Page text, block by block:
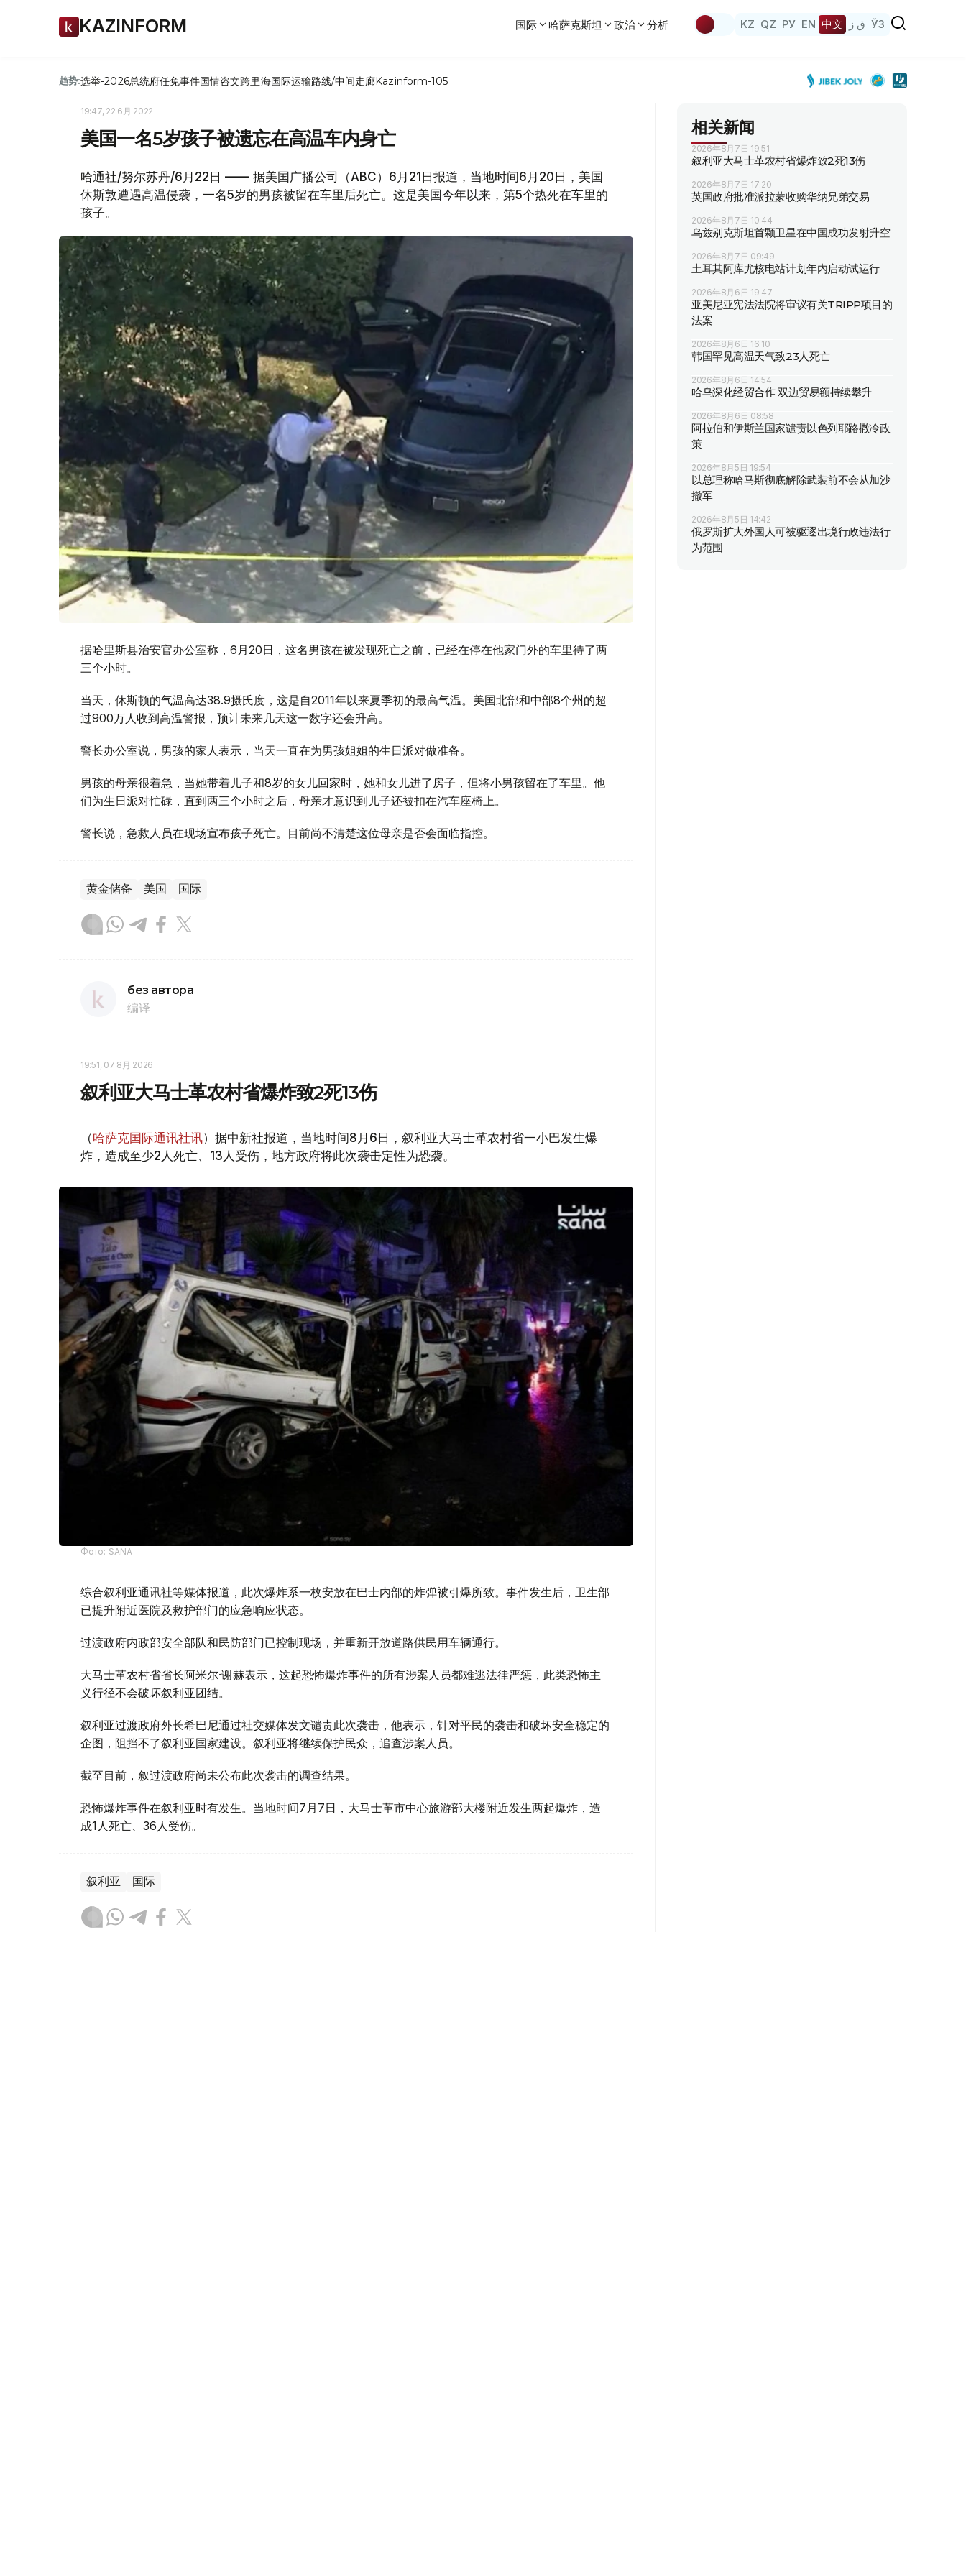
KAZINFORM 国际 哈萨克斯坦 政治 分析 KZ QZ РУ EN 中文 ق ز ЎЗ
趋势:选举-2026总统府任免事件国情咨文跨里海国际运输路线/中间走廊Kazinform-105
19:47, 22 6月 2022
美国一名5岁孩子被遗忘在高温车内身亡
哈通社/努尔苏丹/6月22日 —— 据美国广播公司（ABC）6月21日报道，当地时间6月20日，美国
休斯敦遭遇高温侵袭，一名5岁的男孩被留在车里后死亡。这是美国今年以来，第5个热死在车里的
孩子。
据哈里斯县治安官办公室称，6月20日，这名男孩在被发现死亡之前，已经在停在他家门外的车里待了两
三个小时。
当天，休斯顿的气温高达38.9摄氏度，这是自2011年以来夏季初的最高气温。美国北部和中部8个州的超
过900万人收到高温警报，预计未来几天这一数字还会升高。
警长办公室说，男孩的家人表示，当天一直在为男孩姐姐的生日派对做准备。
男孩的母亲很着急，当她带着儿子和8岁的女儿回家时，她和女儿进了房子，但将小男孩留在了车里。他
们为生日派对忙碌，直到两三个小时之后，母亲才意识到儿子还被扣在汽车座椅上。
警长说，急救人员在现场宣布孩子死亡。目前尚不清楚这位母亲是否会面临指控。
黄金储备 美国 国际
без автора
编译
19:51, 07 8月 2026
叙利亚大马士革农村省爆炸致2死13伤
（哈萨克国际通讯社讯）据中新社报道，当地时间8月6日，叙利亚大马士革农村省一小巴发生爆
炸，造成至少2人死亡、13人受伤，地方政府将此次袭击定性为恐袭。
Фото: SANA
综合叙利亚通讯社等媒体报道，此次爆炸系一枚安放在巴士内部的炸弹被引爆所致。事件发生后，卫生部
已提升附近医院及救护部门的应急响应状态。
过渡政府内政部安全部队和民防部门已控制现场，并重新开放道路供民用车辆通行。
大马士革农村省省长阿米尔·谢赫表示，这起恐怖爆炸事件的所有涉案人员都难逃法律严惩，此类恐怖主
义行径不会破坏叙利亚团结。
叙利亚过渡政府外长希巴尼通过社交媒体发文谴责此次袭击，他表示，针对平民的袭击和破坏安全稳定的
企图，阻挡不了叙利亚国家建设。叙利亚将继续保护民众，追查涉案人员。
截至目前，叙过渡政府尚未公布此次袭击的调查结果。
恐怖爆炸事件在叙利亚时有发生。当地时间7月7日，大马士革市中心旅游部大楼附近发生两起爆炸，造
成1人死亡、36人受伤。
叙利亚 国际
相关新闻
2026年8月7日 19:51
叙利亚大马士革农村省爆炸致2死13伤
2026年8月7日 17:20
英国政府批准派拉蒙收购华纳兄弟交易
2026年8月7日 10:44
乌兹别克斯坦首颗卫星在中国成功发射升空
2026年8月7日 09:49
土耳其阿库尤核电站计划年内启动试运行
2026年8月6日 19:47
亚美尼亚宪法法院将审议有关TRIPP项目的
法案
2026年8月6日 16:10
韩国罕见高温天气致23人死亡
2026年8月6日 14:54
哈乌深化经贸合作 双边贸易额持续攀升
2026年8月6日 08:58
阿拉伯和伊斯兰国家谴责以色列耶路撒冷政
策
2026年8月5日 19:54
以总理称哈马斯彻底解除武装前不会从加沙
撤军
2026年8月5日 14:42
俄罗斯扩大外国人可被驱逐出境行政违法行
为范围